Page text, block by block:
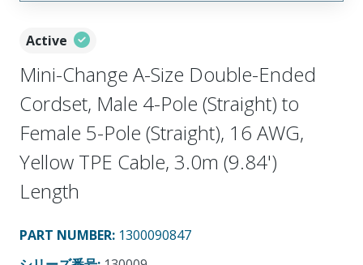
Active
Mini-Change A-Size Double-Ended
Cordset, Male 4-Pole (Straight) to
Female 5-Pole (Straight), 16 AWG,
Yellow TPE Cable, 3.0m (9.84')
Length
PART NUMBER: 1300090847